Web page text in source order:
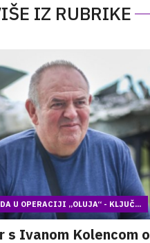
IZ RUBRIKE
U OPERACIJI „OLUJA“ - KLJUČ...
s Ivanom Kolencom o